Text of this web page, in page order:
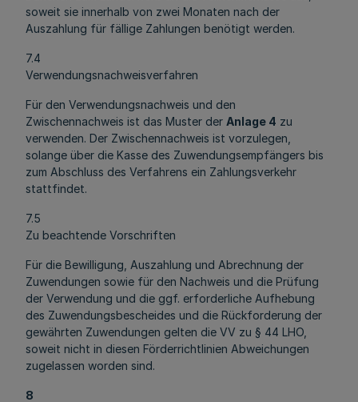
soweit sie innerhalb von zwei Monaten nach der
Auszahlung für fällige Zahlungen benötigt werden.
7.4
Verwendungsnachweisverfahren
Für den Verwendungsnachweis und den
Zwischennachweis ist das Muster der Anlage 4 zu
verwenden. Der Zwischennachweis ist vorzulegen,
solange über die Kasse des Zuwendungsempfängers bis
zum Abschluss des Verfahrens ein Zahlungsverkehr
stattfindet.
7.5
Zu beachtende Vorschriften
Für die Bewilligung, Auszahlung und Abrechnung der
Zuwendungen sowie für den Nachweis und die Prüfung
der Verwendung und die ggf. erforderliche Aufhebung
des Zuwendungsbescheides und die Rückforderung der
gewährten Zuwendungen gelten die VV zu § 44 LHO,
soweit nicht in diesen Förderrichtlinien Abweichungen
zugelassen worden sind.
8